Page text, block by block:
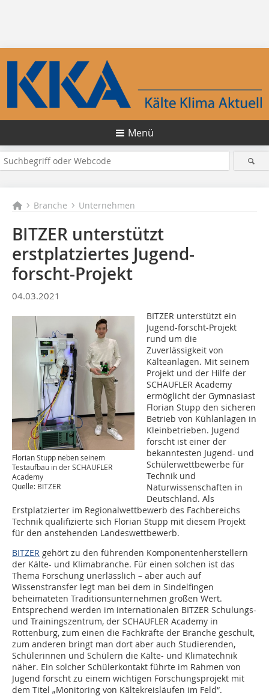
Menü
Branche Unternehmen
BITZER unterstützt
erstplatziertes Jugend-
forscht-Projekt
04.03.2021
Florian Stupp neben seinem
Testaufbau in der SCHAUFLER
Academy
Quelle: BITZER
BITZER unterstützt ein
Jugend-forscht-Projekt
rund um die
Zuverlässigkeit von
Kälteanlagen. Mit seinem
Projekt und der Hilfe der
SCHAUFLER Academy
ermöglicht der Gymnasiast
Florian Stupp den sicheren
Betrieb von Kühlanlagen in
Kleinbetrieben. Jugend
forscht ist einer der
bekanntesten Jugend- und
Schülerwettbewerbe für
Technik und
Naturwissenschaften in
Deutschland. Als
Erstplatzierter im Regionalwettbewerb des Fachbereichs
Technik qualifizierte sich Florian Stupp mit diesem Projekt
für den anstehenden Landeswettbewerb.
BITZER gehört zu den führenden Komponentenherstellern
der Kälte- und Klimabranche. Für einen solchen ist das
Thema Forschung unerlässlich – aber auch auf
Wissenstransfer legt man bei dem in Sindelfingen
beheimateten Traditionsunternehmen großen Wert.
Entsprechend werden im internationalen BITZER Schulungs-
und Trainingszentrum, der SCHAUFLER Academy in
Rottenburg, zum einen die Fachkräfte der Branche geschult,
zum anderen bringt man dort aber auch Studierenden,
Schülerinnen und Schülern die Kälte- und Klimatechnik
näher. Ein solcher Schülerkontakt führte im Rahmen von
Jugend forscht zu einem wichtigen Forschungsprojekt mit
dem Titel „Monitoring von Kältekreisläufen im Feld“.